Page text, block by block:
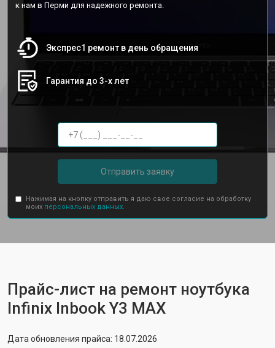
к нам в Перми для надежного ремонта.
Экспрес1 ремонт в день обращения
Гарантия до 3-х лет
Отправить заявку
Нажимая на кнопку отправить я даю свое согласие на обработку
моих персональных данных.
Прайс-лист на ремонт ноутбука
Infinix Inbook Y3 MAX
Дата обновления прайса: 18.07.2026